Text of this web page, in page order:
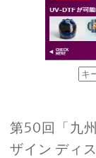
第50回「九
ザイン ディ